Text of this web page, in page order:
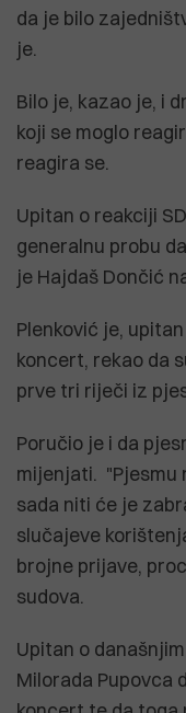
da je bilo
je.
Bilo je, kazao je, i
koji se moglo
reagira se.
Upitan o reakciji
generalnu probu
je Hajdaš Dončić
Plenković je,
koncert, rekao da
prve tri riječi iz
Poručio je i da
mijenjati. "Pjesmu
sada niti će je
slučajeve
brojne prijave,
sudova.
Upitan o
Milorada Pupovca